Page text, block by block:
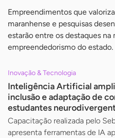
Empreendimentos que
maranhense e pesquisas
estarão entre os destaques na
empreendedorismo do estado.
Inovação & Tecnologia
Inteligência Artificial
inclusão e adaptação de
estudantes
Capacitação realizada pelo
apresenta ferramentas de IA